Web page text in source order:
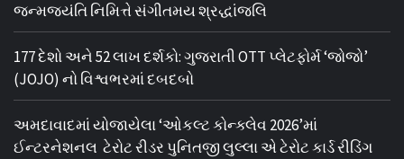
જન્મજયંતિ નિમિત્તે સંગીતમય શ્રદ્ધાંજલિ
177 દેશો અને 52 લાખ દર્શકો: ગુજરાતી OTT પ્લેટફોર્મ ‘જોજો’
(JOJO) નો વિશ્વભરમાં દબદબો
અમદાવાદમાં યોજાયેલા ‘ઓકલ્ટ કોન્ક્લેવ 2026’માં
ઈન્ટરનેશનલ ટેરોટ રીડર પુનિતજી લુલ્લા એ ટેરોટ કાર્ડ રીડિંગ